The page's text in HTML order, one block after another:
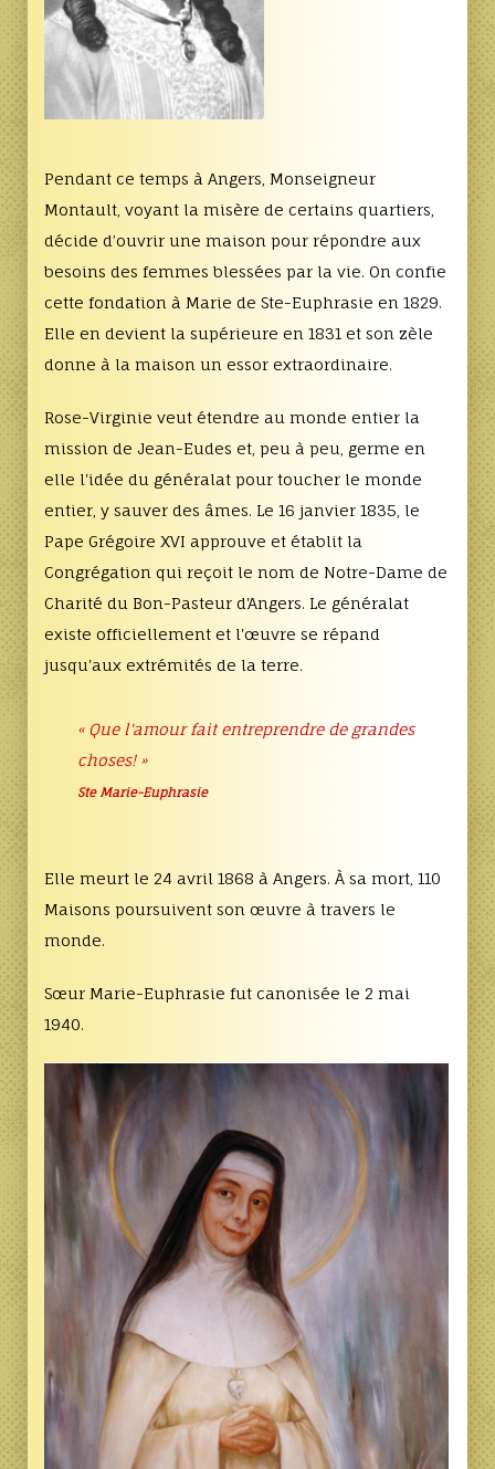
Pendant ce temps à Angers, Monseigneur
Montault, voyant la misère de certains quartiers,
décide d’ouvrir une maison pour répondre aux
besoins des femmes blessées par la vie. On confie
cette fondation à Marie de Ste-Euphrasie en 1829.
Elle en devient la supérieure en 1831 et son zèle
donne à la maison un essor extraordinaire.
Rose-Virginie veut étendre au monde entier la
mission de Jean-Eudes et, peu à peu, germe en
elle l'idée du généralat pour toucher le monde
entier, y sauver des âmes. Le 16 janvier 1835, le
Pape Grégoire XVI approuve et établit la
Congrégation qui reçoit le nom de Notre-Dame de
Charité du Bon-Pasteur d'Angers. Le généralat
existe officiellement et l'œuvre se répand
jusqu'aux extrémités de la terre.
« Que l'amour fait entreprendre de grandes
choses! »
Ste Marie-Euphrasie
Elle meurt le 24 avril 1868 à Angers. À sa mort, 110
Maisons poursuivent son œuvre à travers le
monde.
Sœur Marie-Euphrasie fut canonisée le 2 mai
1940.